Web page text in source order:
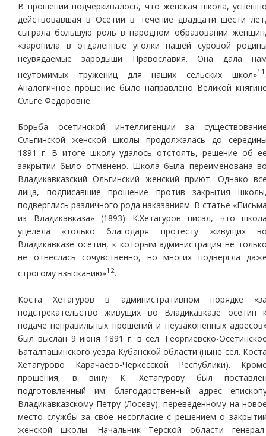
В прошении подчеркивалось, что женская школа,
действовавшая в Осетии в течение двадцати шести
сыграла большую роль в народном образовании
«заронила в отдаленные уголки нашей суровой
неувядаемые зародыши Православия. Она дала
неутомимых тружениц для наших сельских школ»11
Аналогичное прошение было направлено Великой
Ольге Федоровне.
Борьба осетинской интеллигенции за
Ольгинской женской школы продолжалась до
1891 г. В итоге школу удалось отстоять, решение об
закрытии было отменено. Школа была переименована
Владикавказский Ольгинский женский приют. Однако
лица, подписавшие прошение против закрытия
подверглись различного рода наказаниям. В статье
из Владикавказа» (1893) К.Хетагуров писал, что
уцелела «только благодаря протесту живущих
Владикавказе осетин, к которым администрация не
не отнеслась сочувственно, но многих подвергла
строгому взысканию»12.
Коста Хетагуров в административном порядке
подстрекательство живущих во Владикавказе осетин
подаче неправильных прошений и неузаконенных
был выслан 9 июня 1891 г. в сел. Георгиевско-
Баталпашинского уезда Кубанской области (ныне сел.
Хетагурово Карачаево-Черкесской Республики).
прошения, в вину К. Хетагурову был
подготовленный им благодарственный адрес
Владикавказскому Петру (Лосеву), переведенному на
место службы за свое несогласие с решением о
женской школы. Начальник Терской области